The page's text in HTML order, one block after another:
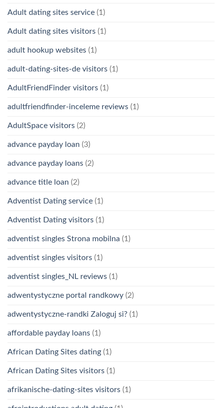
Adult dating sites service (1)
Adult dating sites visitors (1)
adult hookup websites (1)
adult-dating-sites-de visitors (1)
AdultFriendFinder visitors (1)
adultfriendfinder-inceleme reviews (1)
AdultSpace visitors (2)
advance payday loan (3)
advance payday loans (2)
advance title loan (2)
Adventist Dating service (1)
Adventist Dating visitors (1)
adventist singles Strona mobilna (1)
adventist singles visitors (1)
adventist singles_NL reviews (1)
adwentystyczne portal randkowy (2)
adwentystyczne-randki Zaloguj si? (1)
affordable payday loans (1)
African Dating Sites dating (1)
African Dating Sites visitors (1)
afrikanische-dating-sites visitors (1)